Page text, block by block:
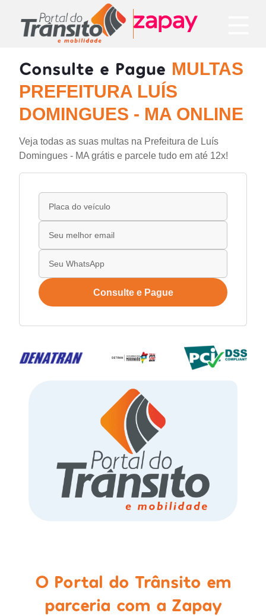
Consulte e Pague MULTAS
PREFEITURA LUÍS
DOMINGUES - MA ONLINE
Veja todas as suas multas na Prefeitura de Luís
Domingues - MA grátis e parcele tudo em até 12x!
Consulte e Pague
O Portal do Trânsito em
parceria com a Zapay